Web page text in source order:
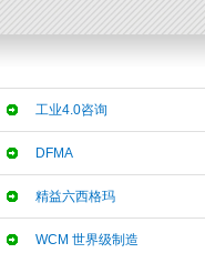
工业4.0咨询
DFMA
精益六西格玛
WCM 世界级制造